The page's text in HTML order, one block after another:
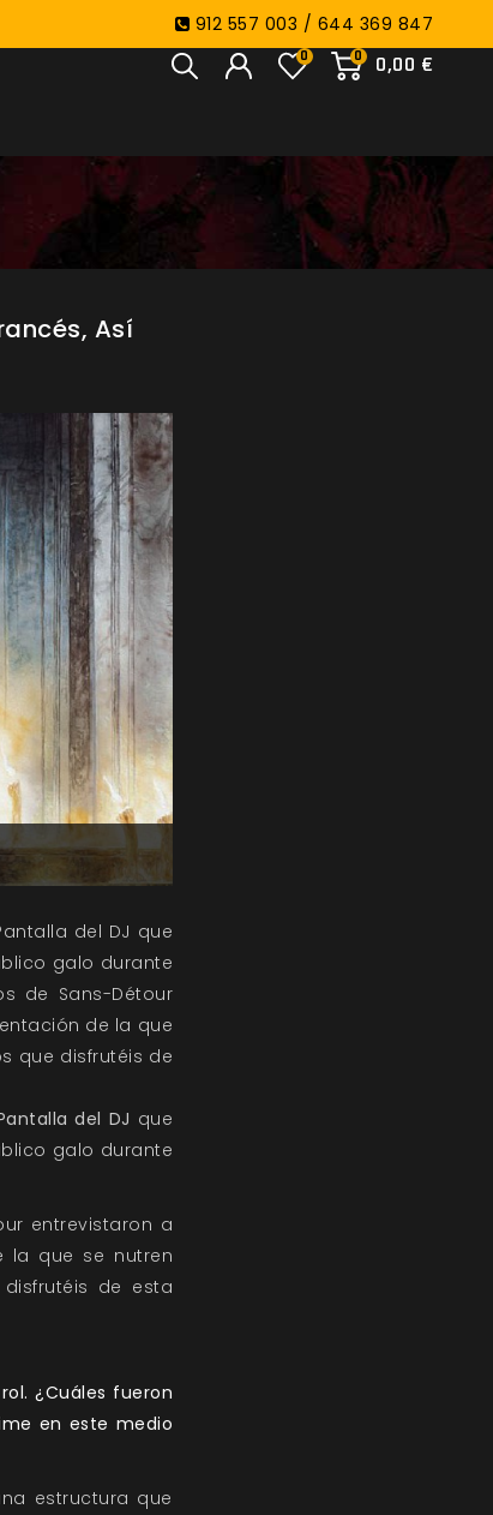
912 557 003 / 644 369 847
0
0,00 €
0
Así
del DJ que
galo durante
de Sans-Détour
de la que
que disfrutéis de
del DJ que
galo durante
entrevistaron a
la que se nutren
de esta
¿Cuáles fueron
en este medio
estructura que